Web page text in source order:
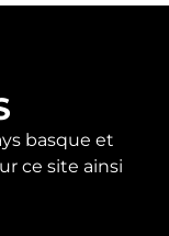
basque et
ce site ainsi